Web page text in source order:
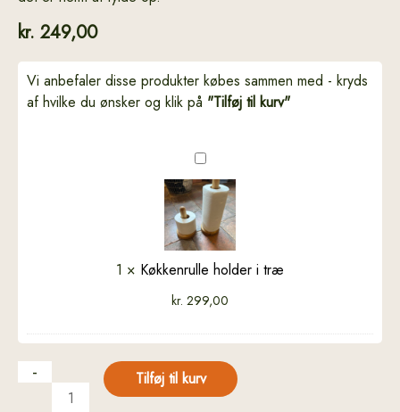
kr. 249,00
Vi anbefaler disse produkter købes sammen med - kryds
af hvilke du ønsker og klik på "Tilføj til kurv"
Køkkenrulle
holder
i
træ
1 × Køkkenrulle holder i træ
kr. 299,00
- Tilføj til kurv